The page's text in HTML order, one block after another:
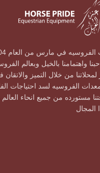
واهتمامنا بالخيل وبعالم
من خلال التميز
الفروسيه لسد احتياجات
مستورده من جميع انحاء
المجال